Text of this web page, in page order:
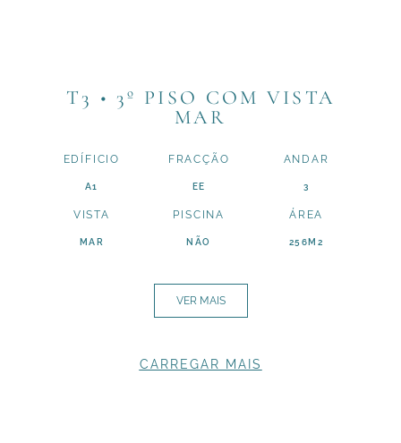
T3 • 3º PISO COM VISTA
MAR
EDÍFICIO
A1
FRACÇÃO
EE
ANDAR
3
VISTA
MAR
PISCINA
NÃO
ÁREA
256M2
VER MAIS
CARREGAR MAIS